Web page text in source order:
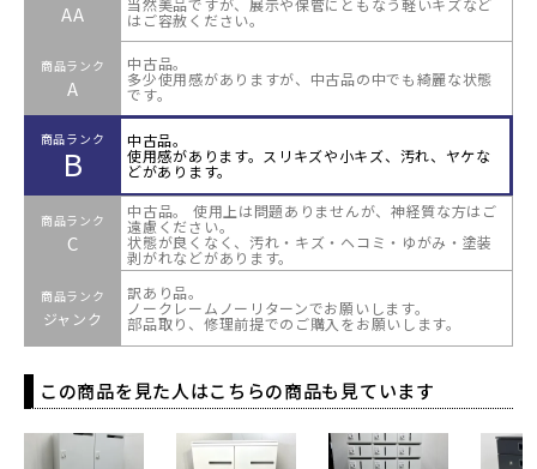
AA 当然美品ですが、展示や保管にともなう軽いキズなど
はご容赦ください。
商品ランク
A
中古品。
多少使用感がありますが、中古品の中でも綺麗な状態
です。
商品ランク
B
中古品。
使用感があります。スリキズや小キズ、汚れ、ヤケな
どがあります。
商品ランク
C
中古品。 使用上は問題ありませんが、神経質な方はご
遠慮ください。
状態が良くなく、汚れ・キズ・ヘコミ・ゆがみ・塗装
剥がれなどがあります。
商品ランク
ジャンク
訳あり品。
ノークレームノーリターンでお願いします。
部品取り、修理前提でのご購入をお願いします。
この商品を見た人はこちらの商品も見ています